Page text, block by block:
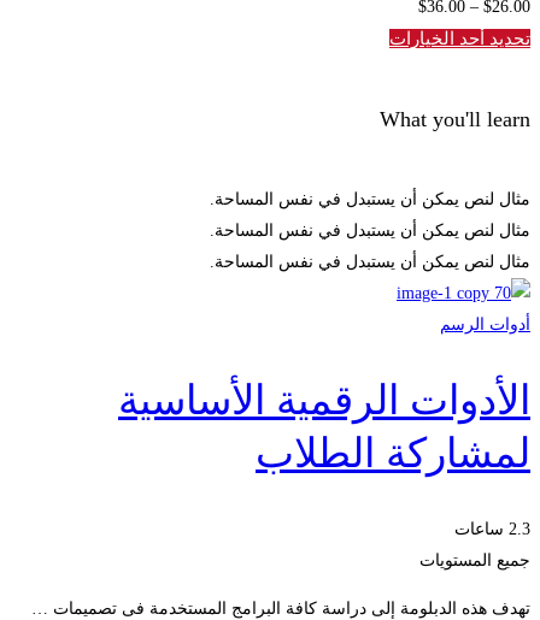
$26 .00
–
$36 .00
نطاق
السعر:
خلال
تحديد أحد الخيارات
What you'll learn
مثال لنص يمكن أن يستبدل في نفس المساحة.
مثال لنص يمكن أن يستبدل في نفس المساحة.
مثال لنص يمكن أن يستبدل في نفس المساحة.
أدوات الرسم
الأدوات الرقمية الأساسية
لمشاركة الطلاب
2.3 ساعات
جميع المستويات
تهدف هذه الدبلومة إلى دراسة كافة البرامج المستخدمة فى تصميمات …